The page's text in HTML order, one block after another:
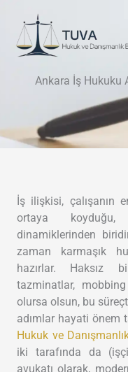
Ankara İş Hukuku
İş ilişkisi, çalışanın
ortaya
dinamiklerinden
zaman karmaşık
hazırlar. Haksız
tazminatlar,
olursa olsun, bu
adımlar hayati önem
Hukuk ve
iki tarafında da
avukatı olarak,